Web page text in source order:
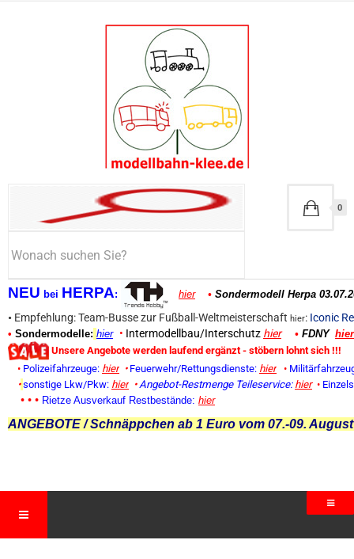
NEU bei HERPA: hier • Sondermodell Herpa
• Empfehlung: Team-Busse zur Fußball-Weltmeisterschaft hier: Iconic
• Sondermodelle: hier • Intermodellbau/Interschutz hier • FDNY hier
Unsere Angebote werden laufend ergänzt - stöbern lohnt sich !!!
• Polizeifahrzeuge: hier • Feuerwehr/Rettungsdienste: hier •
• sonstige Lkw/Pkw: hier • Angebot-Restmenge Teileservice: hier •
• • • Rietze Ausverkauf Restbestände: hier
ANGEBOTE / Schnäppchen ab 1 Euro vom 07.-09.
0